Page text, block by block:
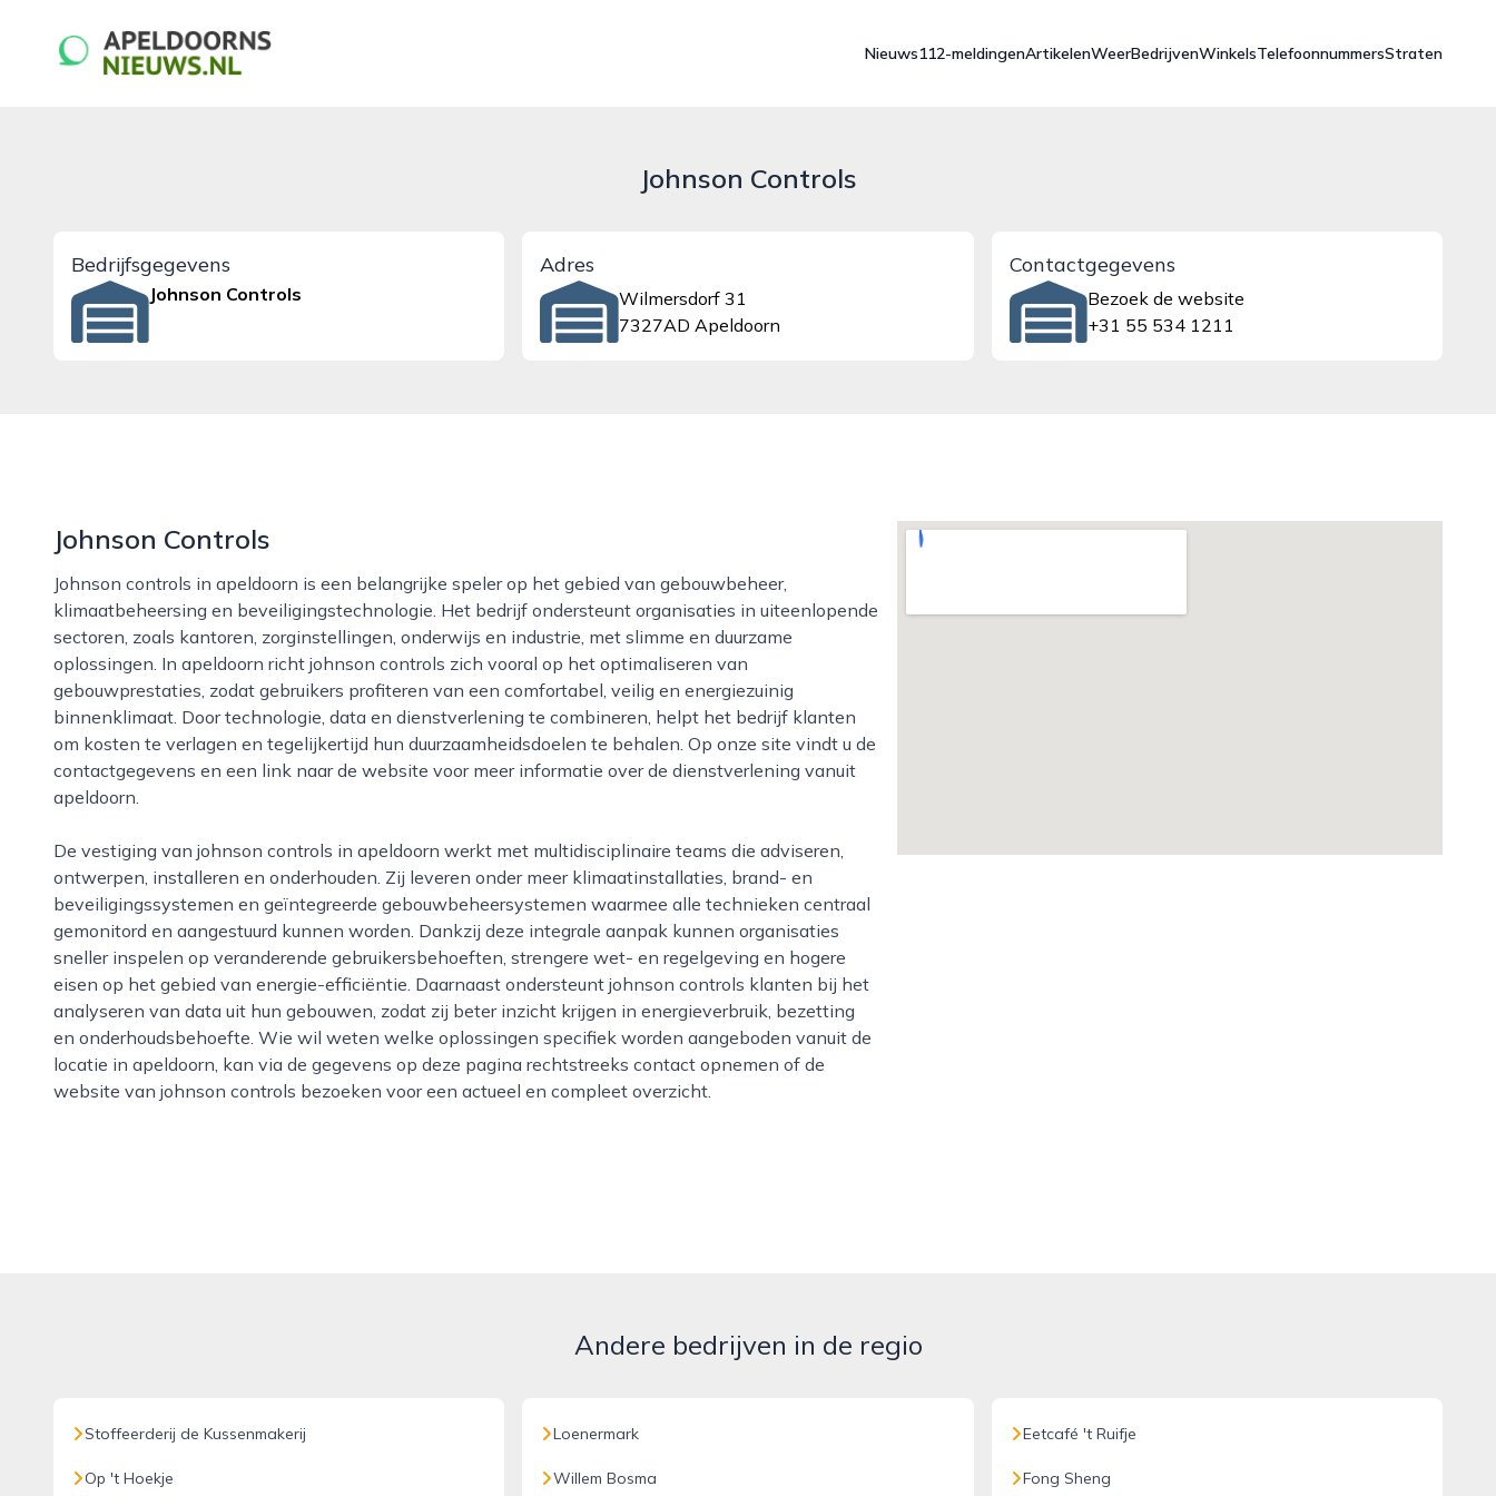
apeldoornsnieuws.nl
Nieuws112-meldingenArtikelenWeerBedrijvenWinkelsTelefoonnummersStraten
Johnson Controls
Bedrijfsgegevens
Johnson Controls
Adres
Wilmersdorf 31
7327AD Apeldoorn
Contactgegevens
Bezoek de website
+31 55 534 1211
Johnson Controls
Johnson controls in apeldoorn is een belangrijke speler op het gebied van gebouwbeheer,
klimaatbeheersing en beveiligingstechnologie. Het bedrijf ondersteunt organisaties in uiteenlopende
sectoren, zoals kantoren, zorginstellingen, onderwijs en industrie, met slimme en duurzame
oplossingen. In apeldoorn richt johnson controls zich vooral op het optimaliseren van
gebouwprestaties, zodat gebruikers profiteren van een comfortabel, veilig en energiezuinig
binnenklimaat. Door technologie, data en dienstverlening te combineren, helpt het bedrijf klanten
om kosten te verlagen en tegelijkertijd hun duurzaamheidsdoelen te behalen. Op onze site vindt u de
contactgegevens en een link naar de website voor meer informatie over de dienstverlening vanuit
apeldoorn.
De vestiging van johnson controls in apeldoorn werkt met multidisciplinaire teams die adviseren,
ontwerpen, installeren en onderhouden. Zij leveren onder meer klimaatinstallaties, brand- en
beveiligingssystemen en geïntegreerde gebouwbeheersystemen waarmee alle technieken centraal
gemonitord en aangestuurd kunnen worden. Dankzij deze integrale aanpak kunnen organisaties
sneller inspelen op veranderende gebruikersbehoeften, strengere wet- en regelgeving en hogere
eisen op het gebied van energie-efficiëntie. Daarnaast ondersteunt johnson controls klanten bij het
analyseren van data uit hun gebouwen, zodat zij beter inzicht krijgen in energieverbruik, bezetting
en onderhoudsbehoefte. Wie wil weten welke oplossingen specifiek worden aangeboden vanuit de
locatie in apeldoorn, kan via de gegevens op deze pagina rechtstreeks contact opnemen of de
website van johnson controls bezoeken voor een actueel en compleet overzicht.
Andere bedrijven in de regio
Stoffeerderij de Kussenmakerij
Op 't Hoekje
Loenermark
Willem Bosma
Eetcafé 't Ruifje
Fong Sheng